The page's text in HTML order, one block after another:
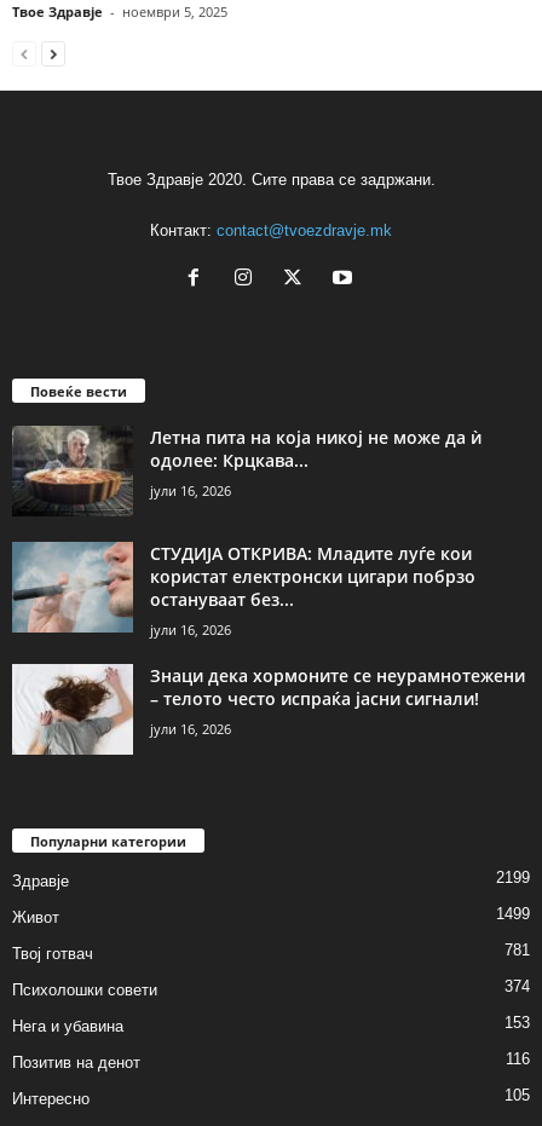
Твое Здравје - ноември 5, 2025
Твое Здравје 2020. Сите права се задржани.
Контакт: contact@tvoezdravje.mk
Повеќе вести
Летна пита на која никој не може да ѝ
одолее: Крцкава...
јули 16, 2026
СТУДИЈА ОТКРИВА: Младите луѓе кои
користат електронски цигари побрзо
остануваат без...
јули 16, 2026
Знаци дека хормоните се неурамнотежени
– телото често испраќа јасни сигнали!
јули 16, 2026
Популарни категории
Здравје 2199
Живот 1499
Твој готвач 781
Психолошки совети 374
Нега и убавина 153
Позитив на денот 116
Интересно 105